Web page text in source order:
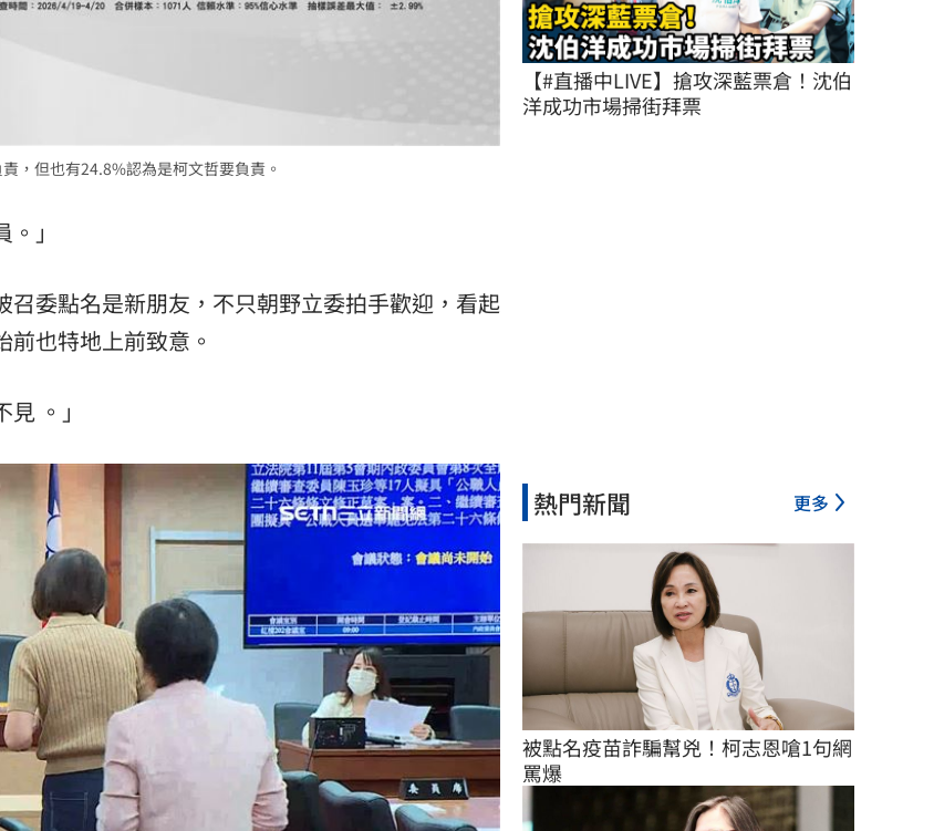
，但也有24.8%認為是柯文哲要負責。
」
委點名是新朋友，不只朝野立委拍手歡迎，看起
也特地上前致意。
。」
【#直播中LIVE】搶攻深藍票倉！沈伯
洋成功市場掃街拜票
熱門新聞 更多
被點名疫苗詐騙幫兇！柯志恩嗆1句網
罵爆